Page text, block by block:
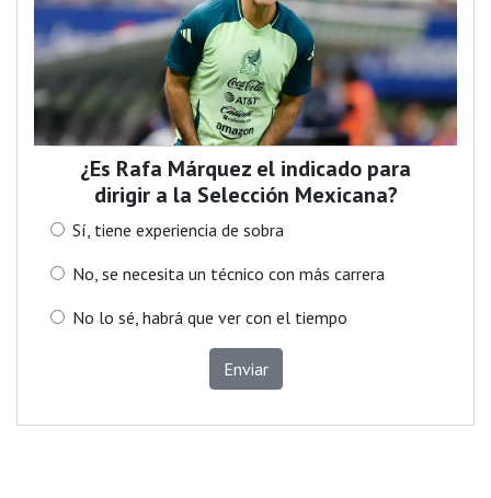
¿Es Rafa Márquez el indicado para
dirigir a la Selección Mexicana?
Sí, tiene experiencia de sobra
No, se necesita un técnico con más carrera
No lo sé, habrá que ver con el tiempo
Enviar